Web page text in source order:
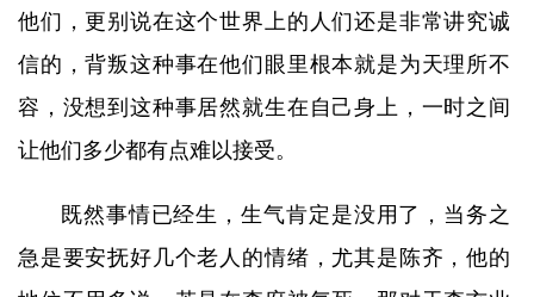
他们，更别说在这个世界上的人们还是非常讲究诚
信的，背叛这种事在他们眼里根本就是为天理所不
容，没想到这种事居然就生在自己身上，一时之间
让他们多少都有点难以接受。
既然事情已经生，生气肯定是没用了，当务之
急是要安抚好几个老人的情绪，尤其是陈齐，他的